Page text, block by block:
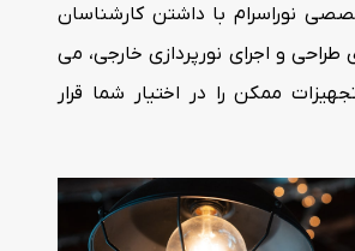
نوراسرام با داشتن کارشناسان
طراحی و اجرای نورپردازی خارجی، می
ممکن را در اختیار شما قرار